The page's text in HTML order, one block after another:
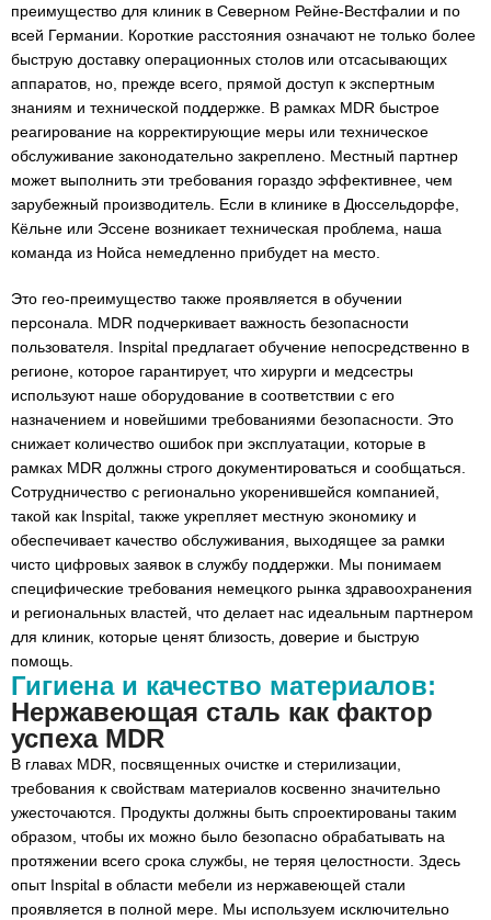
преимущество для клиник в Северном Рейне-Вестфалии и по
всей Германии. Короткие расстояния означают не только более
быструю доставку операционных столов или отсасывающих
аппаратов, но, прежде всего, прямой доступ к экспертным
знаниям и технической поддержке. В рамках MDR быстрое
реагирование на корректирующие меры или техническое
обслуживание законодательно закреплено. Местный партнер
может выполнить эти требования гораздо эффективнее, чем
зарубежный производитель. Если в клинике в Дюссельдорфе,
Кёльне или Эссене возникает техническая проблема, наша
команда из Нойса немедленно прибудет на место.
Это гео-преимущество также проявляется в обучении
персонала. MDR подчеркивает важность безопасности
пользователя. Inspital предлагает обучение непосредственно в
регионе, которое гарантирует, что хирурги и медсестры
используют наше оборудование в соответствии с его
назначением и новейшими требованиями безопасности. Это
снижает количество ошибок при эксплуатации, которые в
рамках MDR должны строго документироваться и сообщаться.
Сотрудничество с регионально укоренившейся компанией,
такой как Inspital, также укрепляет местную экономику и
обеспечивает качество обслуживания, выходящее за рамки
чисто цифровых заявок в службу поддержки. Мы понимаем
специфические требования немецкого рынка здравоохранения
и региональных властей, что делает нас идеальным партнером
для клиник, которые ценят близость, доверие и быструю
помощь.
Гигиена и качество материалов:
Нержавеющая сталь как фактор
успеха MDR
В главах MDR, посвященных очистке и стерилизации,
требования к свойствам материалов косвенно значительно
ужесточаются. Продукты должны быть спроектированы таким
образом, чтобы их можно было безопасно обрабатывать на
протяжении всего срока службы, не теряя целостности. Здесь
опыт Inspital в области мебели из нержавеющей стали
проявляется в полной мере. Мы используем исключительно